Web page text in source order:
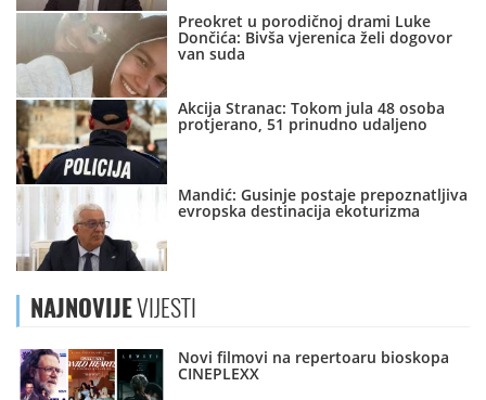
Preokret u porodičnoj drami Luke
Dončića: Bivša vjerenica želi dogovor
van suda
Akcija Stranac: Tokom jula 48 osoba
protjerano, 51 prinudno udaljeno
Mandić: Gusinje postaje prepoznatljiva
evropska destinacija ekoturizma
NAJNOVIJEVIJESTI
Novi filmovi na repertoaru bioskopa
CINEPLEXX